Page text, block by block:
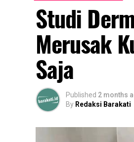
Studi
Merusak
Saja
Published 2 months
By Redaksi Barakati